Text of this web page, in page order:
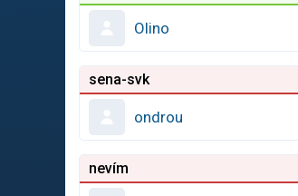
Olino
sena-svk
ondrou
nevím